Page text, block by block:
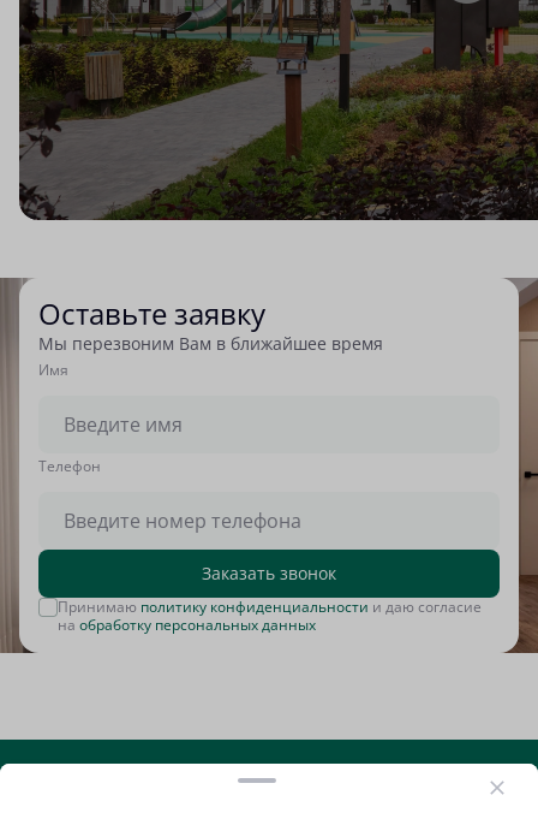
Оставьте заявку
Мы перезвоним Вам в ближайшее время
Имя
Tелефон
Заказать звонок
Принимаю политику конфиденциальности и даю согласие
на обработку персональных данных